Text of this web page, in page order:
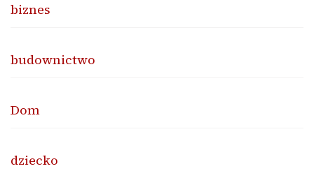
biznes
budownictwo
Dom
dziecko